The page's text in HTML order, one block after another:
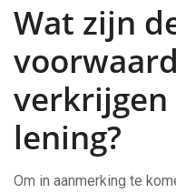
Wat zijn
verkrijgen
lening?
Om in aanmerking te